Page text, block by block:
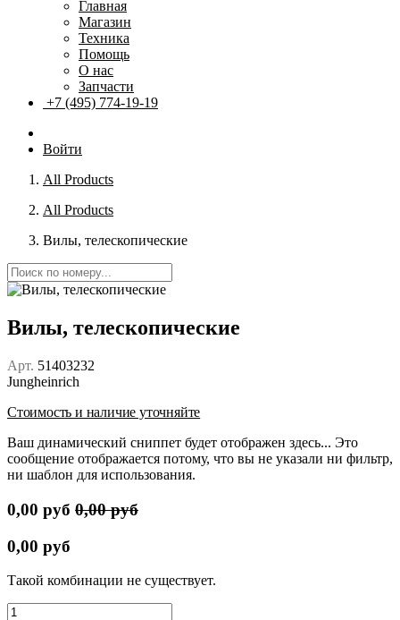
Главная
Магазин
Техника
Помощь
О нас
Запчасти
+7 (495) 774-19-19
Войти
All Products
All Products
Вилы, телескопические
Вилы, телескопические
Арт. 51403232
Jungheinrich
Стоимость и наличие уточняйте
Ваш динамический сниппет будет отображен здесь... Это
сообщение отображается потому, что вы не указали ни фильтр,
ни шаблон для использования.
0,00 руб 0,00руб
0,00 руб
Такой комбинации не существует.